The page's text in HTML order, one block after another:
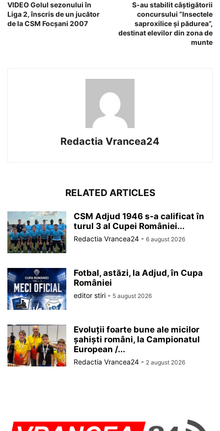
VIDEO Golul sezonului în
Liga 2, înscris de un jucător
de la CSM Focșani 2007
S-au stabilit câștigătorii
concursului ”Insectele
saproxilice și pădurea”,
destinat elevilor din zona de
munte
Redactia Vrancea24
RELATED ARTICLES
CSM Adjud 1946 s-a calificat în
turul 3 al Cupei României...
Redactia Vrancea24 - 6 august 2026
Fotbal, astăzi, la Adjud, în Cupa
României
editor stiri - 5 august 2026
Evoluții foarte bune ale micilor
șahiști români, la Campionatul
European /...
Redactia Vrancea24 - 2 august 2026